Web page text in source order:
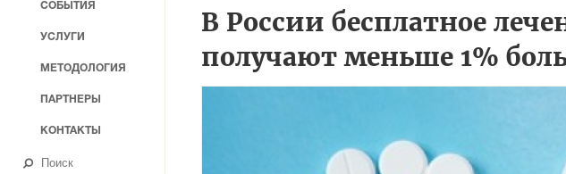
В России бесплатное
получают меньше 1%
СОБЫТИЯ
УСЛУГИ
МЕТОДОЛОГИЯ
ПАРТНЕРЫ
КОНТАКТЫ